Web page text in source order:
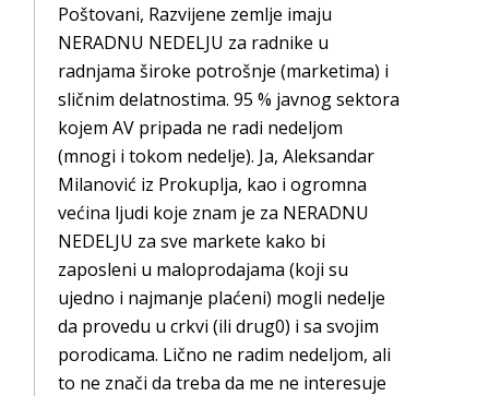
Poštovani, Razvijene zemlje imaju
NERADNU NEDELJU za radnike u
radnjama široke potrošnje (marketima) i
sličnim delatnostima. 95 % javnog sektora
kojem AV pripada ne radi nedeljom
(mnogi i tokom nedelje). Ja, Aleksandar
Milanović iz Prokuplja, kao i ogromna
većina ljudi koje znam je za NERADNU
NEDELJU za sve markete kako bi
zaposleni u maloprodajama (koji su
ujedno i najmanje plaćeni) mogli nedelje
da provedu u crkvi (ili drug0) i sa svojim
porodicama. Lično ne radim nedeljom, ali
to ne znači da treba da me ne interesuje